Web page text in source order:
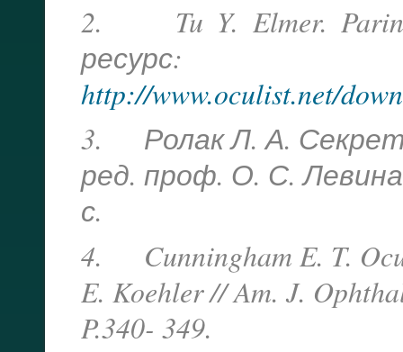
2. Tu Y. Elmer.
ресурс:
http://www.oculist.net/
3. Ролак Л. А.
ред. проф. О. С.
с.
4. Cunningham E. T.
E. Koehler // Am. J.
P.340- 349.